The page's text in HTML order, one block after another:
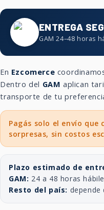
ENTREGA
GAM 24–48 horas
En Ezcomerce
Dentro del GAM aplican
transporte de tu
Pagás solo el envío
sorpresas, sin costos
Plazo estimado de
GAM: 24 a 48 horas
Resto del país: